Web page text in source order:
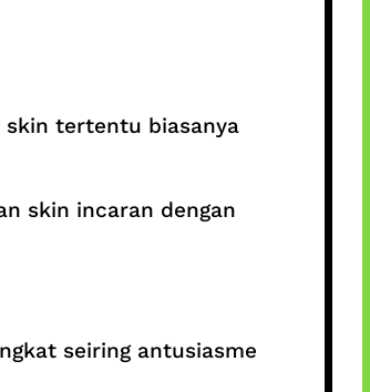
skin tertentu biasanya
skin incaran dengan
seiring antusiasme